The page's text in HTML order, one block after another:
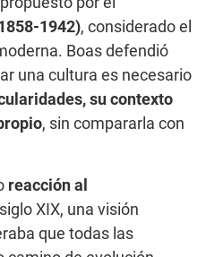
1942), considerado el
Boas defendió
una cultura es necesario
su contexto
, sin compararla con
reacción al
XIX, una visión
que todas las